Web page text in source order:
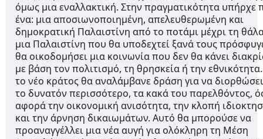
όμως μια εναλλακτική. Στην πραγματικότητα υπήρχε
ένα: μια αποσιωνοποιημένη, απελευθερωμένη και
δημοκρατική Παλαιστίνη από το ποτάμι μέχρι τη
μια Παλαιστίνη που θα υποδεχτεί ξανά τους
θα οικοδομήσει μια κοινωνία που δεν θα κάνει
με βάση τον πολιτισμό, τη θρησκεία ή την
το νέο κράτος θα αναλάμβανε δράση για να
το δυνατόν περισσότερο, τα κακά του παρελθόντος,
αφορά την οικονομική ανισότητα, την κλοπή
και την άρνηση δικαιωμάτων. Αυτό θα μπορούσε να
προαναγγέλλει μια νέα αυγή για ολόκληρη τη Μέση